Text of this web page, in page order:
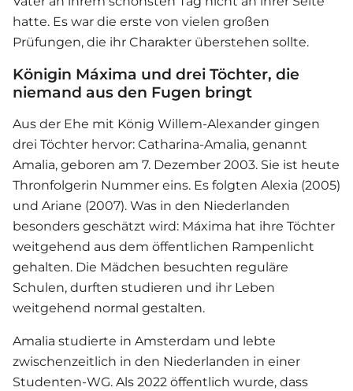
hatte. Es war die erste von vielen großen
Prüfungen, die ihr Charakter überstehen sollte.
Königin Máxima und drei Töchter, die
niemand aus den Fugen bringt
Aus der Ehe mit König Willem-Alexander gingen
drei Töchter hervor: Catharina-Amalia, genannt
Amalia, geboren am 7. Dezember 2003. Sie ist heute
Thronfolgerin Nummer eins. Es folgten Alexia (2005)
und Ariane (2007). Was in den Niederlanden
besonders geschätzt wird: Máxima hat ihre Töchter
weitgehend aus dem öffentlichen Rampenlicht
gehalten. Die Mädchen besuchten reguläre
Schulen, durften studieren und ihr Leben
weitgehend normal gestalten.
Amalia studierte in Amsterdam und lebte
zwischenzeitlich in den Niederlanden in einer
Studenten-WG. Als 2022 öffentlich wurde, dass